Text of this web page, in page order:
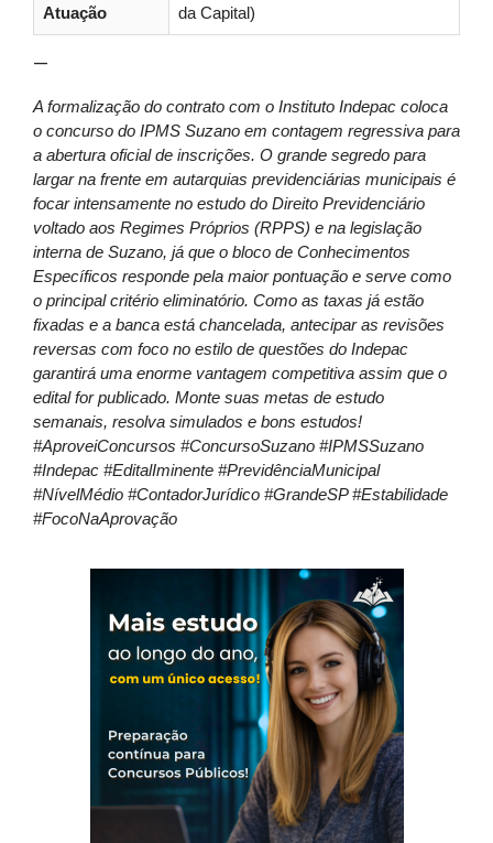
Atuação
da Capital)
—
A formalização do contrato com o Instituto Indepac coloca
o concurso do IPMS Suzano em contagem regressiva para
a abertura oficial de inscrições. O grande segredo para
largar na frente em autarquias previdenciárias municipais é
focar intensamente no estudo do Direito Previdenciário
voltado aos Regimes Próprios (RPPS) e na legislação
interna de Suzano, já que o bloco de Conhecimentos
Específicos responde pela maior pontuação e serve como
o principal critério eliminatório. Como as taxas já estão
fixadas e a banca está chancelada, antecipar as revisões
reversas com foco no estilo de questões do Indepac
garantirá uma enorme vantagem competitiva assim que o
edital for publicado. Monte suas metas de estudo
semanais, resolva simulados e bons estudos!
#AproveiConcursos #ConcursoSuzano #IPMSSuzano
#Indepac #EditalIminente #PrevidênciaMunicipal
#NívelMédio #ContadorJurídico #GrandeSP #Estabilidade
#FocoNaAprovação